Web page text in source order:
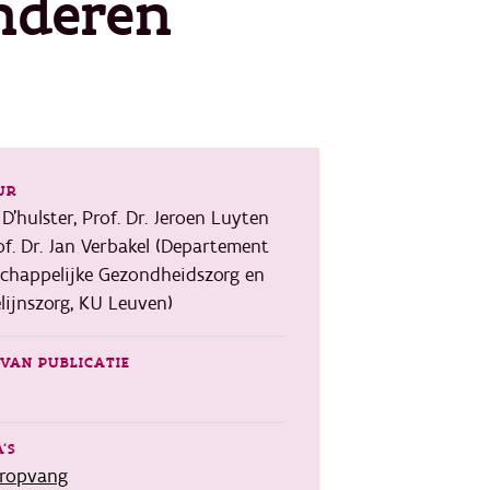
Prof. Dr. Jeroen Luyten
Dr. Jan Verbakel (Departement
Gezondheidszorg en
KU Leuven)
PUBLICATIE